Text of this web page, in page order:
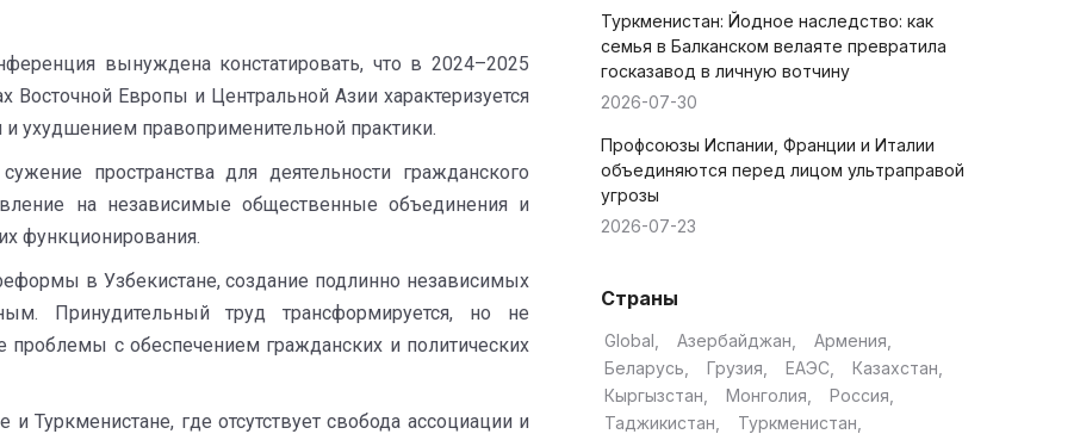
вынуждена констатировать, что в 2024–2025
Восточной Европы и Центральной Азии характеризуется
ухудшением правоприменительной практики.
пространства для деятельности гражданского
на независимые общественные объединения и
функционирования.
в Узбекистане, создание подлинно независимых
Принудительный труд трансформируется, но не
проблемы с обеспечением гражданских и политических
и Туркменистане, где отсутствует свобода ассоциации и
Туркменистан: Йодное наследство: как
семья в Балканском велаяте превратила
госказавод в личную вотчину
2026-07-30
Профсоюзы Испании, Франции и Италии
объединяются перед лицом ультраправой
угрозы
2026-07-23
Страны
Global Азербайджан
Армения
Беларусь
Грузия ЕАЭС
Казахстан
Кыргызстан
Монголия
Россия
Таджикистан
Туркменистан